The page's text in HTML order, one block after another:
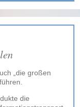
„die großen
die